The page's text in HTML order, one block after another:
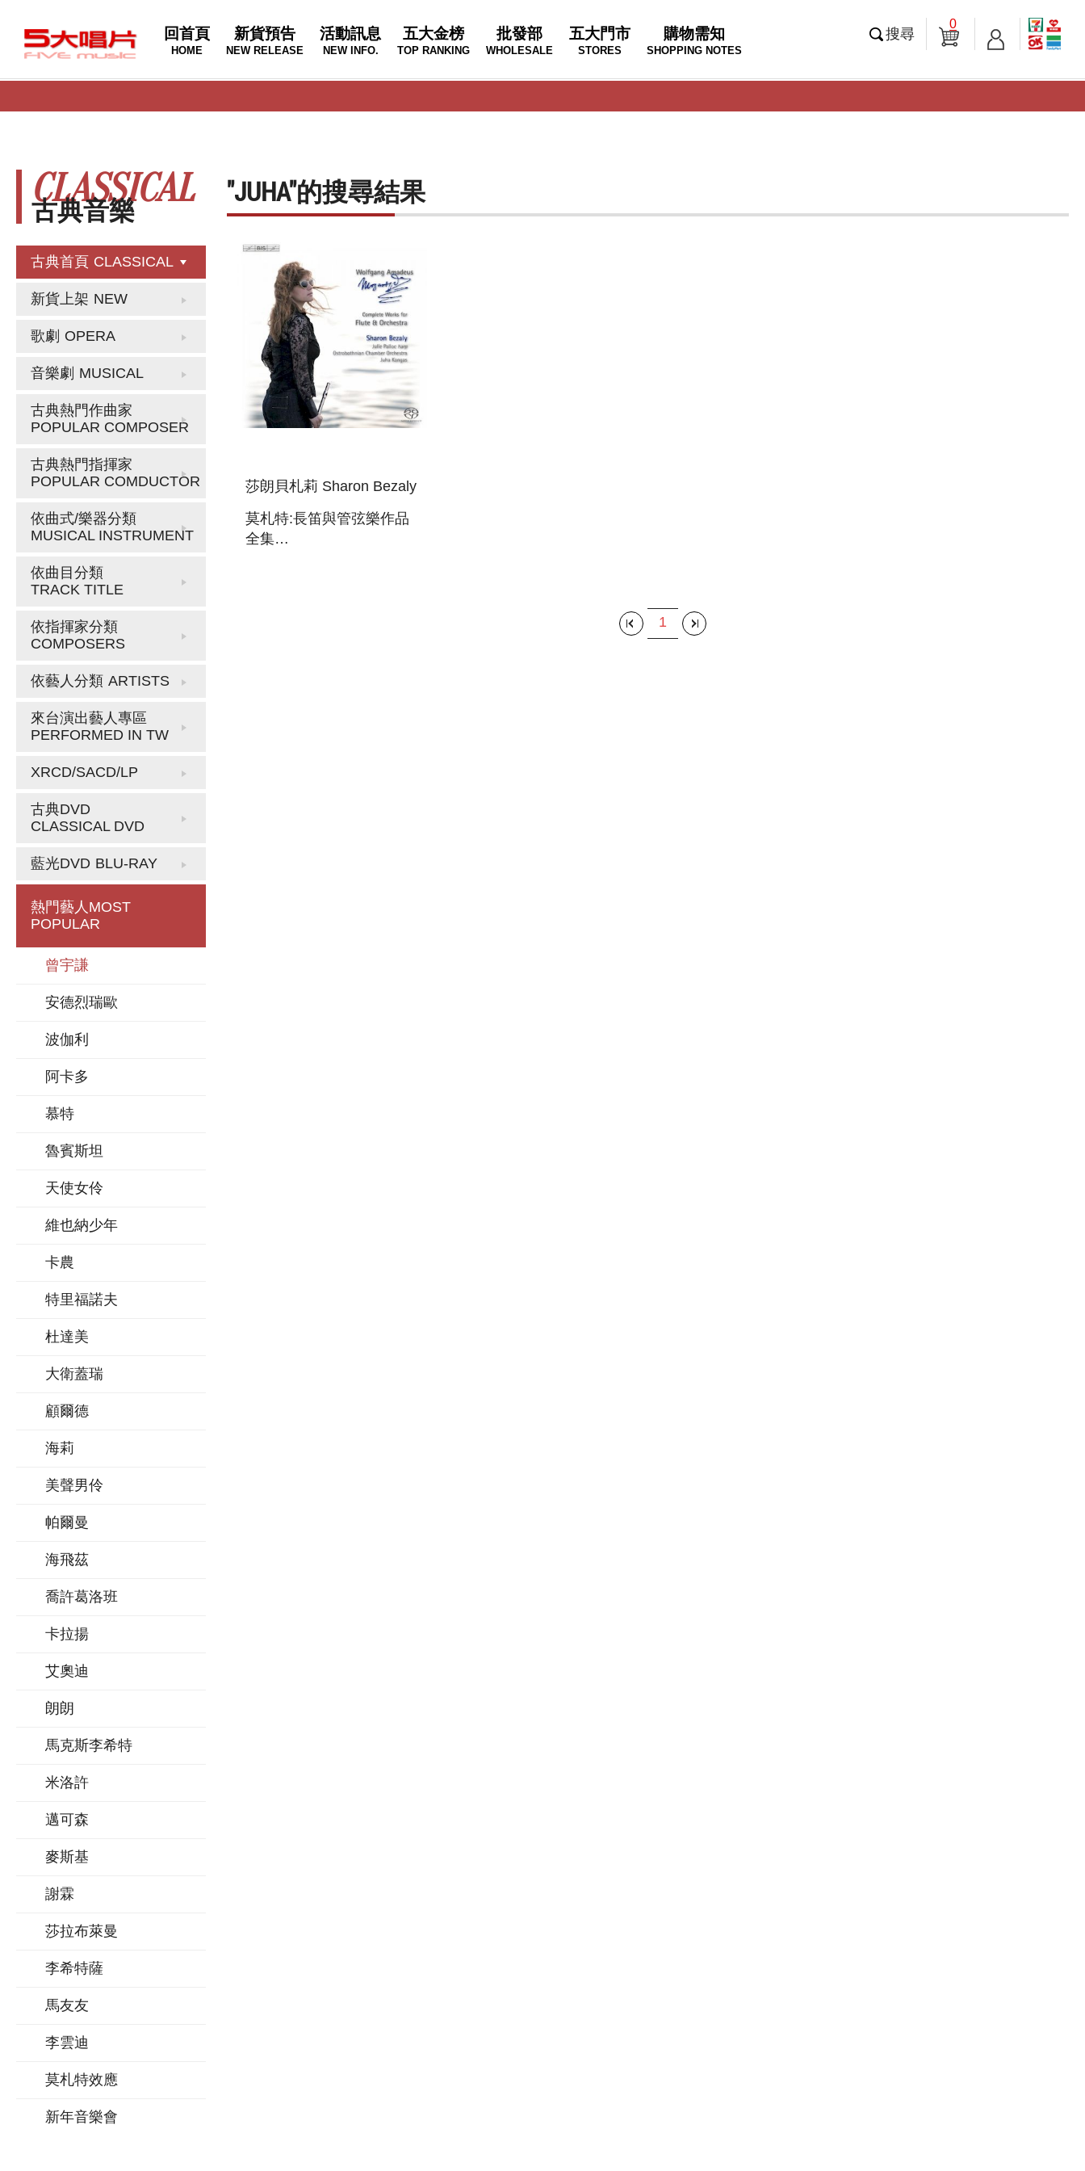
回首頁
HOME
新貨預告
NEW RELEASE
活動訊息
NEW INFO.
五大金榜
TOP RANKING
批發部
WHOLESALE
五大門市
STORES
購物需知
SHOPPING NOTES
搜尋
0
古典音樂
CLASSICAL
古典首頁 CLASSICAL
新貨上架 NEW
歌劇 OPERA
音樂劇 MUSICAL
古典熱門作曲家
POPULAR COMPOSER
古典熱門指揮家
POPULAR COMDUCTOR
依曲式/樂器分類
MUSICAL INSTRUMENT
依曲目分類
TRACK TITLE
依指揮家分類
COMPOSERS
依藝人分類 ARTISTS
來台演出藝人專區
PERFORMED IN TW
XRCD/SACD/LP
古典DVD
CLASSICAL DVD
藍光DVD BLU-RAY
熱門藝人 MOST
POPULAR
曾宇謙
安德烈瑞歐
波伽利
阿卡多
慕特
魯賓斯坦
天使女伶
維也納少年
卡農
特里福諾夫
杜達美
大衛蓋瑞
顧爾德
海莉
美聲男伶
帕爾曼
海飛茲
喬許葛洛班
卡拉揚
艾奧迪
朗朗
馬克斯李希特
米洛許
邁可森
麥斯基
謝霖
莎拉布萊曼
李希特薩
馬友友
李雲迪
莫札特效應
新年音樂會
"JUHA"的搜尋結果
莎朗貝札莉 Sharon Bezaly
莫札特:長笛與管弦樂作品
全集
1